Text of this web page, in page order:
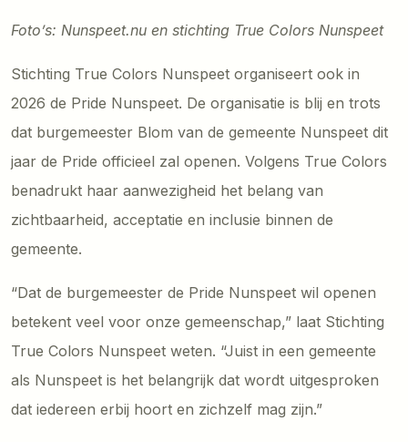
Foto’s: Nunspeet.nu en stichting True Colors Nunspeet
Stichting True Colors Nunspeet organiseert ook in
2026 de Pride Nunspeet. De organisatie is blij en trots
dat burgemeester Blom van de gemeente Nunspeet dit
jaar de Pride officieel zal openen. Volgens True Colors
benadrukt haar aanwezigheid het belang van
zichtbaarheid, acceptatie en inclusie binnen de
gemeente.
“Dat de burgemeester de Pride Nunspeet wil openen
betekent veel voor onze gemeenschap,” laat Stichting
True Colors Nunspeet weten. “Juist in een gemeente
als Nunspeet is het belangrijk dat wordt uitgesproken
dat iedereen erbij hoort en zichzelf mag zijn.”